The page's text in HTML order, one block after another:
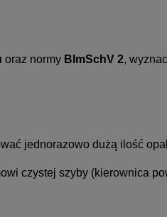
oraz normy BImSchV 2,
jednorazowo dużą ilość
czystej szyby (kierownica